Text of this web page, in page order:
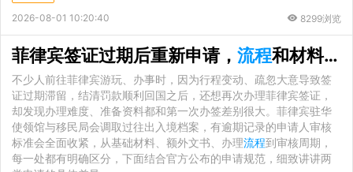
2026-08-01 10:20:40 8299浏览
菲律宾签证过期后重新申请， 流程和材料会有什么不同？
不少人前往菲律宾游玩、办事时，因为行程变动、疏忽大意导致签
证过期滞留，结清罚款顺利回国之后，还想再次办理菲律宾签证，
却发现办理难度、准备资料都和第一次办签差别很大。菲律宾驻华
使领馆与移民局会调取过往出入境档案，有逾期记录的申请人审核
标准会全面收紧，从基础材料、额外文书、办理流程到审核周期，
每一处都有明确区分，下面结合官方公布的申请规范，细致讲讲两